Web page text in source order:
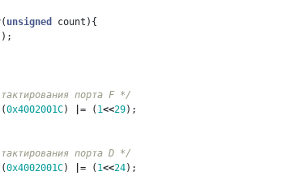
( unsigned count ){
);
порта F */
0x4002001C) |= ( 1<<29);
порта D */
0x4002001C) |= ( 1<<24);